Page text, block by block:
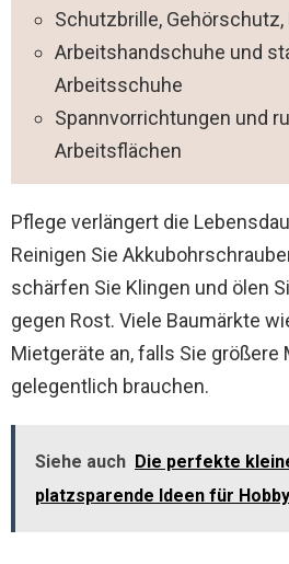
Schutzbrille, Gehörschutz,
Arbeitshandschuhe und
Arbeitsschuhe
Spannvorrichtungen und
Arbeitsflächen
Pflege verlängert die
Reinigen Sie
schärfen Sie Klingen und ölen
gegen Rost. Viele Baumärkte
Mietgeräte an, falls Sie größere
gelegentlich brauchen.
Siehe auch Die perfekte
platzsparende Ideen für